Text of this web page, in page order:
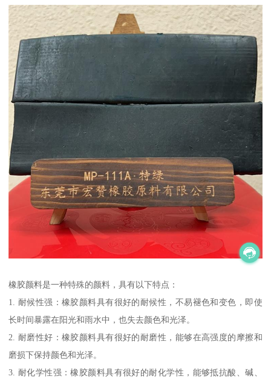
橡胶颜料是一种特殊的颜料，具有以下特点：
1. 耐候性强：橡胶颜料具有很好的耐候性，不易褪色和变色，即使
长时间暴露在阳光和雨水中，也失去颜色和光泽。
2. 耐磨性好：橡胶颜料具有很好的耐磨性，能够在高强度的摩擦和
磨损下保持颜色和光泽。
3. 耐化学性强：橡胶颜料具有很好的耐化学性，能够抵抗酸、碱、